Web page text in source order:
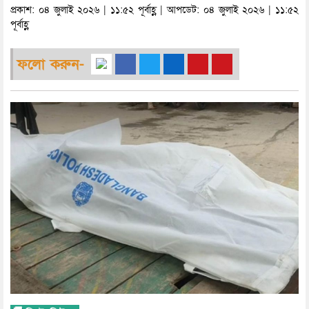
প্রকাশ: ০৪ জুলাই ২০২৬ | ১১:৫২ পূর্বাহ্ণ | আপডেট: ০৪ জুলাই ২০২৬ | ১১:৫২
পূর্বাহ্ণ
ফলো করুন-